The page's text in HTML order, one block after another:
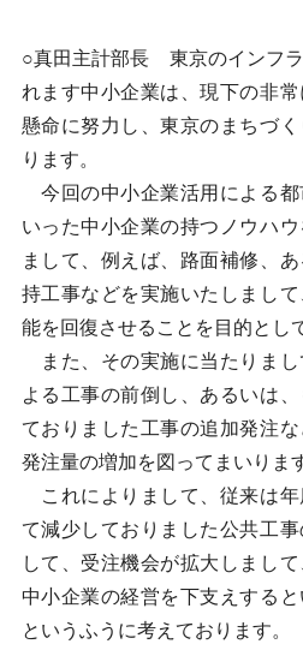
○真田主計部長 東京のインフ
れます中小企業は、現下の非
懸命に努力し、東京のまちづ
ります。
今回の中小企業活用による都
いった中小企業の持つノウハ
まして、例えば、路面補修、
持工事などを実施いたしまし
能を回復させることを目的とし
また、その実施に当たりまし
よる工事の前倒し、あるいは
ておりました工事の追加発注
発注量の増加を図ってまいりま
これによりまして、従来は年
て減少しておりました公共工
して、受注機会が拡大しまし
中小企業の経営を下支えする
というふうに考えております。